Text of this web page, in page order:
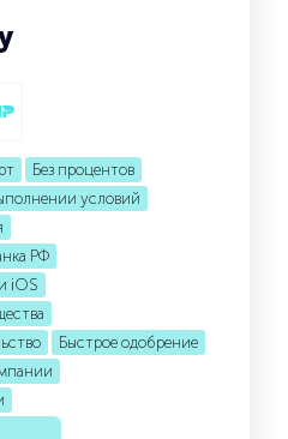
Без процентов
условий
РФ
iOS
Быстрое одобрение